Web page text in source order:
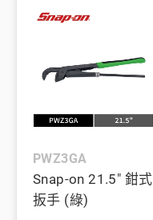
PWZ3GA
Snap-on 21.5" 鉗式
扳手 (綠)